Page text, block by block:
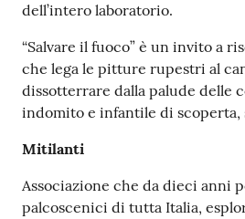
dell’intero laboratorio.
“Salvare il fuoco” è un invito a
che lega le pitture rupestri al
dissotterrare dalla palude delle
indomito e infantile di scoperta,
Mitilanti
Associazione che da dieci anni
palcoscenici di tutta Italia,